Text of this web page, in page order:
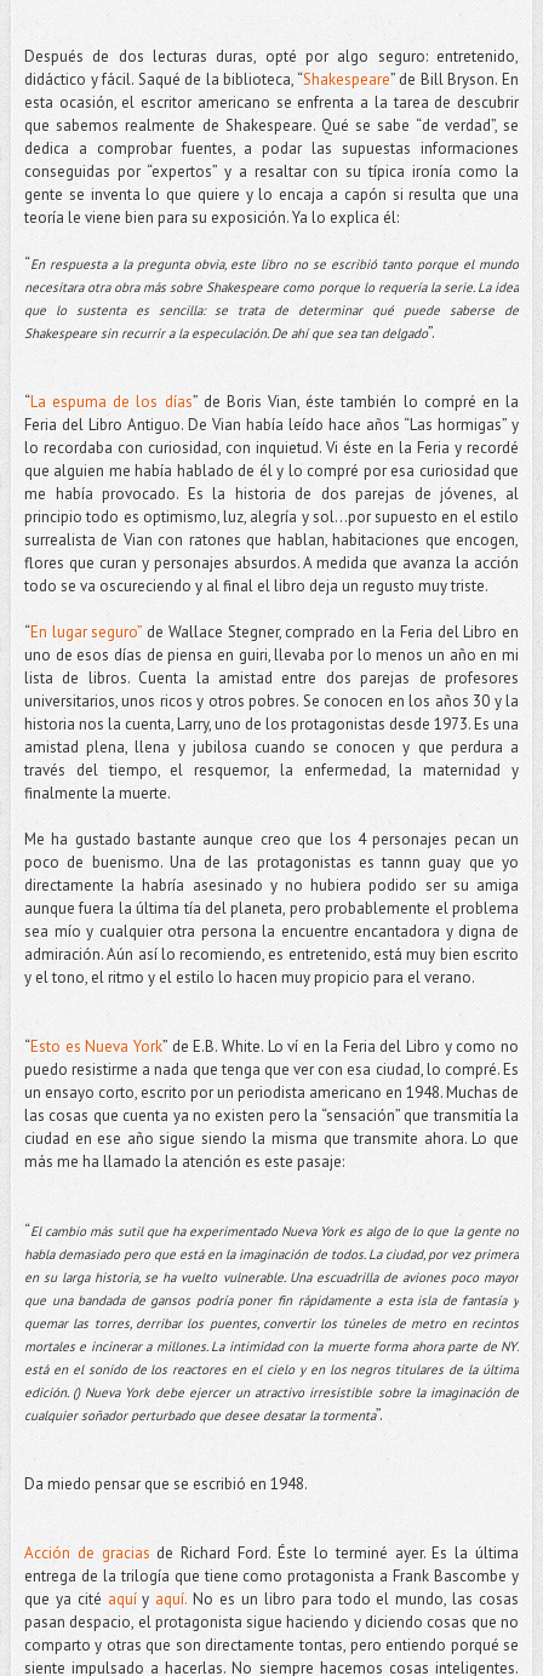
Después de dos lecturas duras, opté por algo seguro: entretenido,
didáctico y fácil. Saqué de la biblioteca, “Shakespeare” de Bill Bryson. En
esta ocasión, el escritor americano se enfrenta a la tarea de descubrir
que sabemos realmente de Shakespeare. Qué se sabe “de verdad”, se
dedica a comprobar fuentes, a podar las supuestas informaciones
conseguidas por “expertos” y a resaltar con su típica ironía como la
gente se inventa lo que quiere y lo encaja a capón si resulta que una
teoría le viene bien para su exposición. Ya lo explica él:
“En respuesta a la pregunta obvia, este libro no se escribió tanto porque el mundo
necesitara otra obra más sobre Shakespeare como porque lo requería la serie. La idea
que lo sustenta es sencilla: se trata de determinar qué puede saberse de
Shakespeare sin recurrir a la especulación. De ahí que sea tan delgado”.
“La espuma de los días” de Boris Vian, éste también lo compré en la
Feria del Libro Antiguo. De Vian había leído hace años “Las hormigas” y
lo recordaba con curiosidad, con inquietud. Vi éste en la Feria y recordé
que alguien me había hablado de él y lo compré por esa curiosidad que
me había provocado. Es la historia de dos parejas de jóvenes, al
principio todo es optimismo, luz, alegría y sol...por supuesto en el estilo
surrealista de Vian con ratones que hablan, habitaciones que encogen,
flores que curan y personajes absurdos. A medida que avanza la acción
todo se va oscureciendo y al final el libro deja un regusto muy triste.
“En lugar seguro” de Wallace Stegner, comprado en la Feria del Libro en
uno de esos días de piensa en guiri, llevaba por lo menos un año en mi
lista de libros. Cuenta la amistad entre dos parejas de profesores
universitarios, unos ricos y otros pobres. Se conocen en los años 30 y la
historia nos la cuenta, Larry, uno de los protagonistas desde 1973. Es una
amistad plena, llena y jubilosa cuando se conocen y que perdura a
través del tiempo, el resquemor, la enfermedad, la maternidad y
finalmente la muerte.
Me ha gustado bastante aunque creo que los 4 personajes pecan un
poco de buenismo. Una de las protagonistas es tannn guay que yo
directamente la habría asesinado y no hubiera podido ser su amiga
aunque fuera la última tía del planeta, pero probablemente el problema
sea mío y cualquier otra persona la encuentre encantadora y digna de
admiración. Aún así lo recomiendo, es entretenido, está muy bien escrito
y el tono, el ritmo y el estilo lo hacen muy propicio para el verano.
“Esto es Nueva York” de E.B. White. Lo ví en la Feria del Libro y como no
puedo resistirme a nada que tenga que ver con esa ciudad, lo compré. Es
un ensayo corto, escrito por un periodista americano en 1948. Muchas de
las cosas que cuenta ya no existen pero la “sensación” que transmitía la
ciudad en ese año sigue siendo la misma que transmite ahora. Lo que
más me ha llamado la atención es este pasaje:
“El cambio más sutil que ha experimentado Nueva York es algo de lo que la gente no
habla demasiado pero que está en la imaginación de todos. La ciudad, por vez primera
en su larga historia, se ha vuelto vulnerable. Una escuadrilla de aviones poco mayor
que una bandada de gansos podría poner fin rápidamente a esta isla de fantasía y
quemar las torres, derribar los puentes, convertir los túneles de metro en recintos
mortales e incinerar a millones. La intimidad con la muerte forma ahora parte de NY:
está en el sonido de los reactores en el cielo y en los negros titulares de la última
edición. () Nueva York debe ejercer un atractivo irresistible sobre la imaginación de
cualquier soñador perturbado que desee desatar la tormenta”.
Da miedo pensar que se escribió en 1948.
Acción de gracias de Richard Ford. Éste lo terminé ayer. Es la última
entrega de la trilogía que tiene como protagonista a Frank Bascombe y
que ya cité aquíy aquí. No es un libro para todo el mundo, las cosas
pasan despacio, el protagonista sigue haciendo y diciendo cosas que no
comparto y otras que son directamente tontas, pero entiendo porqué se
siente impulsado a hacerlas. No siempre hacemos cosas inteligentes.